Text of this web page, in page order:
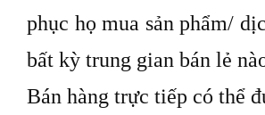
phục họ mua sản phẩm/
bất kỳ trung gian bán lẻ
Bán hàng trực tiếp có thể